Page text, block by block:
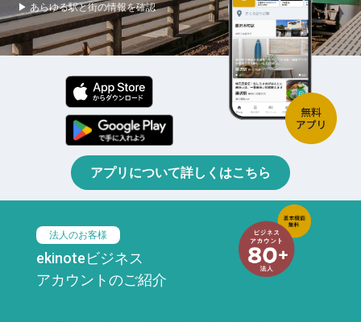
▶ あらゆる駅と街の情報を確認
アプリについて詳しくはこちら
法人のお客様
ekinoteビジネス
アカウントのご紹介